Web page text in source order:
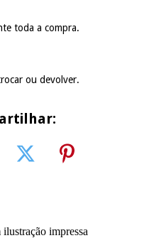
toda a compra.
ou devolver.
impressa